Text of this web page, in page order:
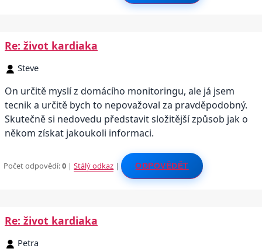
Re: život kardiaka
Steve
On určitě myslí z domácího monitoringu, ale já jsem
tecnik a určitě bych to nepovažoval za pravděpodobný.
Skutečně si nedovedu představit složitější způsob jak o
někom získat jakoukoli informaci.
Počet odpovědí:0 |Stálý odkaz | ODPOVĚDĚT
Re: život kardiaka
Petra